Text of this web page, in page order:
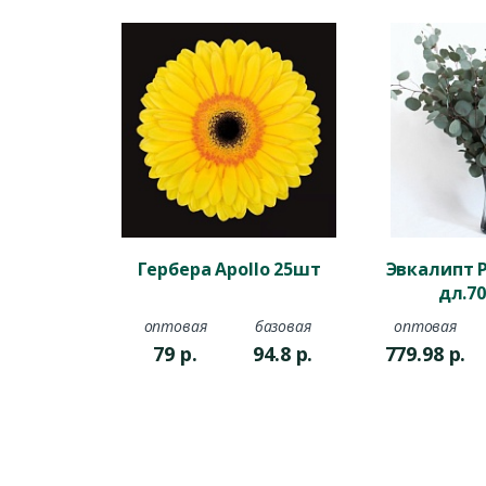
✔
✔
Совет:
Виды
Плёнка
✔
Гербера Apollo 25шт
оптовая
79 р.
базовая
94.8 р.
Эвкалипт
оптовая
779.98 р.